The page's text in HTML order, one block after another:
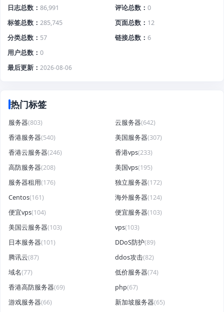
日志总数 86,991 评论总数
0
标签总数
285,745 页面总数
12
分类总数
57 链接总数
6
用户总数
0
最后更新
2026-08-06
热门标签
服务器(803) 云服务器(642)
香港服务器(540) 美国服务器(307)
香港云服务器(246) 香港vps(233)
高防服务器(208) 美国vps(195)
服务器租用(176) 独立服务器(172)
Centos(161) 海外服务器(124)
便宜vps(104) 便宜服务器(103)
美国云服务器(103) vps(103)
日本服务器(101) DDoS防护(89)
腾讯云(87) ddos攻击(82)
域名(77) 低价服务器(74)
香港高防服务器(69) php(67)
游戏服务器(66) 新加坡服务器(65)